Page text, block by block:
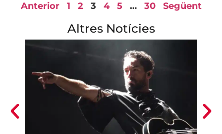
Anterior 1 2 3 4 5 … 30 Següent
Altres Notícies